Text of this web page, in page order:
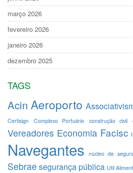
março 2026
fevereiro 2026
janeiro 2026
dezembro 2025
TAGS
Acin Aeroporto
Certisign Complexo Portuário construção civil
Vereadores Economia Facisc
Navegantes núcleo de
Sebrae segurança pública Util